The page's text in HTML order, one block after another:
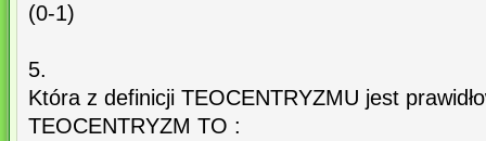
(0-1)
5.
Która z definicji TEOCENTRYZMU jest
TEOCENTRYZM TO :